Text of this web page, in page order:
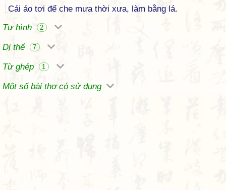
Cái áo tơi để che mưa thời xưa, làm bằng lá.
Tự hình
2
Dị thể 7
Từ ghép 1
Một số bài thơ có sử dụng